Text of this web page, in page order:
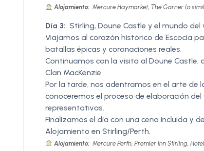
Alojamiento: Mercure Haymarket, The Garner (o
Día 3: Stirling, Doune Castle y el mundo del
Viajamos al corazón histórico de Escocia
batallas épicas y coronaciones reales.
Continuamos con la visita al Doune Castle,
Clan MacKenzie.
Por la tarde, nos adentramos en el arte de
conoceremos el proceso de elaboración
representativas.
Finalizamos el día con una cena incluida y
Alojamiento en Stirling/Perth.
Alojamiento: Mercure Perth, Premier Inn Stirling,